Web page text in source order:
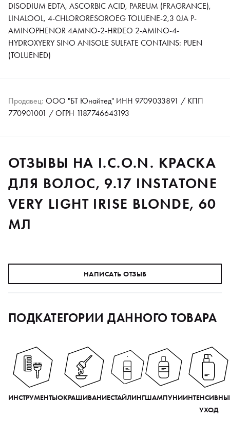
DISODIUM EDTA, ASCORBIC ACID, PAREUM (FRAGRANCE),
LINALOOL, 4-CHLORORESOROEG TOLUENE-2,3 0JA P-
AMINOPHENOR 4AMNO-2-HRDEO 2-AMINO-4-
HYDROXYERY SINO ANISOLE SULFATE CONTAINS: PUEN
(TOLUENED)
Продавец: ООО "БТ Юнайтед" ИНН 9709033891 / КПП
770901001 / ОГРН 1187746643193
ОТЗЫВЫ НА I.C.O.N. КРАСКА
ДЛЯ ВОЛОС, 9.17 INSTАTONE
VERY LIGHT IRISE BLONDE, 60
МЛ
НАПИСАТЬ ОТЗЫВ
ПОДКАТЕГОРИИ ДАННОГО ТОВАРА
ИНСТРУМЕНТЫОКРАШИВАНИЕСТАЙЛИНГШАМПУНИ
УХОД